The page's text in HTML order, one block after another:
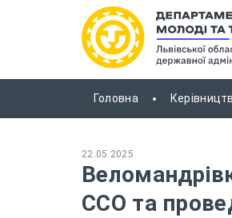
Головна
22.05.2025
ССО та